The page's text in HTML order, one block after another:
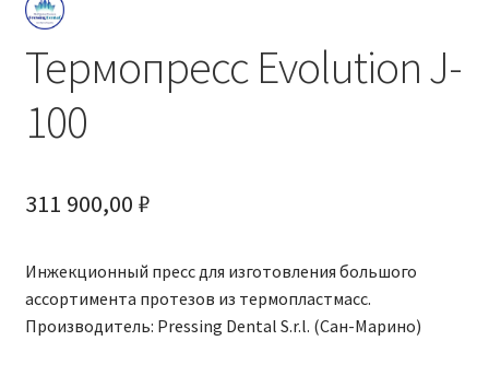
Термопресс Evolution J-
100
311 900,00 ₽
Инжекционный пресс для изготовления большого
ассортимента протезов из термопластмасс.
Производитель: Pressing Dental S.r.l. (Сан-Марино)